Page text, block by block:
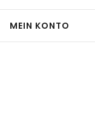
MEIN KONTO